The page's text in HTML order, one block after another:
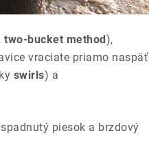
two-bucket method ),
vraciate priamo naspäť
swirls) a
piesok a brzdový